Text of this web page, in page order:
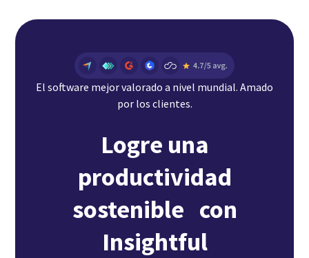
El software mejor valorado a nivel mundial. Amado
por los clientes.
Logre una
productividad
sostenible con
Insightful